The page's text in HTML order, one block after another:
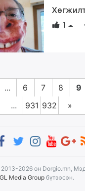
1
... 6 7 8 9
...
931 932 »
2026 он Dorgio.mn,
Media Group бүтээсэн.